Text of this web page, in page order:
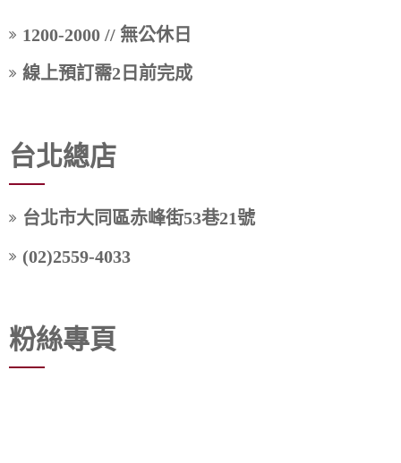
1200-2000 // 無公休日
線上預訂需2日前完成
台北總店
台北市大同區赤峰街53巷21號
(02)2559-4033
粉絲專頁